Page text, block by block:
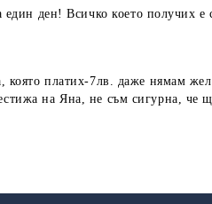
ден! Всичко което получих е
която платих-7лв. даже нямам
на Яна, не съм сигурна, че